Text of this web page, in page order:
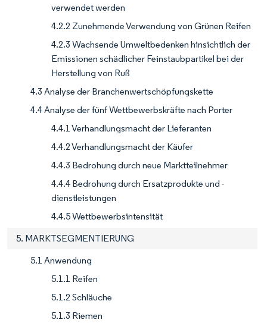
verwendet werden
4.2.2 Zunehmende Verwendung von Grünen Reifen
4.2.3 Wachsende Umweltbedenken hinsichtlich der
Emissionen schädlicher Feinstaubpartikel bei der
Herstellung von Ruß
4.3 Analyse der Branchenwertschöpfungskette
4.4 Analyse der fünf Wettbewerbskräfte nach Porter
4.4.1 Verhandlungsmacht der Lieferanten
4.4.2 Verhandlungsmacht der Käufer
4.4.3 Bedrohung durch neue Marktteilnehmer
4.4.4 Bedrohung durch Ersatzprodukte und -
dienstleistungen
4.4.5 Wettbewerbsintensität
5. MARKTSEGMENTIERUNG
5.1 Anwendung
5.1.1 Reifen
5.1.2 Schläuche
5.1.3 Riemen